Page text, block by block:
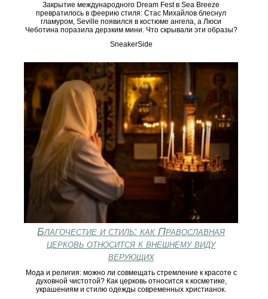
Закрытие международного Dream Fest в Sea Breeze
превратилось в феерию стиля: Стас Михайлов блеснул
гламуром, Seville появился в костюме ангела, а Люси
Чеботина поразила дерзким мини. Что скрывали эти образы?
SneakerSide
Благочестие и стиль: как Православная
церковь относится к внешнему виду
верующих
Мода и религия: можно ли совмещать стремление к красоте с
духовной чистотой? Как церковь относится к косметике,
украшениям и стилю одежды современных христианок.